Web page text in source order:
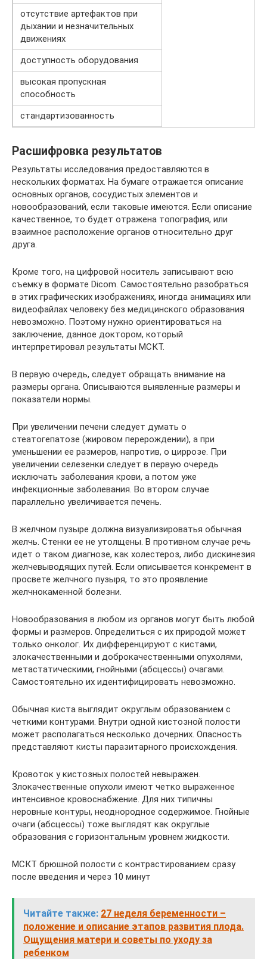
отсутствие артефактов при
дыхании и незначительных
движениях
доступность оборудования
высокая пропускная
способность
стандартизованность
Расшифровка результатов
Результаты исследования предоставляются в
нескольких форматах. На бумаге отражается описание
основных органов, сосудистых элементов и
новообразований, если таковые имеются. Если описание
качественное, то будет отражена топография, или
взаимное расположение органов относительно друг
друга.
Кроме того, на цифровой носитель записывают всю
съемку в формате Dicom. Самостоятельно разобраться
в этих графических изображениях, иногда анимациях или
видеофайлах человеку без медицинского образования
невозможно. Поэтому нужно ориентироваться на
заключение, данное доктором, который
интерпретировал результаты МСКТ.
В первую очередь, следует обращать внимание на
размеры органа. Описываются выявленные размеры и
показатели нормы.
При увеличении печени следует думать о
стеатогепатозе (жировом перерождении), а при
уменьшении ее размеров, напротив, о циррозе. При
увеличении селезенки следует в первую очередь
исключать заболевания крови, а потом уже
инфекционные заболевания. Во втором случае
параллельно увеличивается печень.
В желчном пузыре должна визуализироватья обычная
желчь. Стенки ее не утолщены. В противном случае речь
идет о таком диагнозе, как холестероз, либо дискинезия
желчевыводящих путей. Если описывается конкремент в
просвете желчного пузыря, то это проявление
желчнокаменной болезни.
Новообразования в любом из органов могут быть любой
формы и размеров. Определиться с их природой может
только онколог. Их дифференцируют с кистами,
злокачественными и доброкачественными опухолями,
метастатическими, гнойными (абсцессы) очагами.
Самостоятельно их идентифицировать невозможно.
Обычная киста выглядит округлым образованием с
четкими контурами. Внутри одной кистозной полости
может располагаться несколько дочерних. Опасность
представляют кисты паразитарного происхождения.
Кровоток у кистозных полостей невыражен.
Злокачественные опухоли имеют четко выраженное
интенсивное кровоснабжение. Для них типичны
неровные контуры, неоднородное содержимое. Гнойные
очаги (абсцессы) тоже выглядят как округлые
образования с горизонтальным уровнем жидкости.
МСКТ брюшной полости с контрастированием сразу
после введения и через 10 минут
Читайте также: 27 неделя беременности –
положение и описание этапов развития плода.
Ощущения матери и советы по уходу за
ребенком